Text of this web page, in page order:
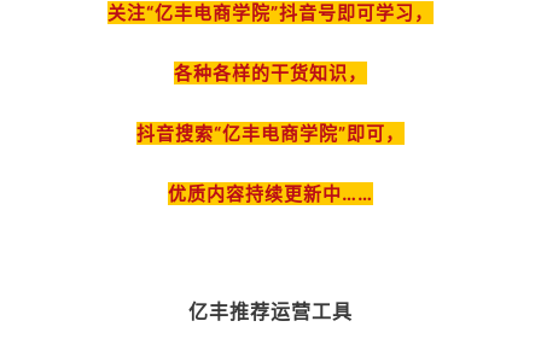
关注“亿丰电商学院”抖音号即可学习，
各种各样的干货知识，
抖音搜索“亿丰电商学院”即可，
优质内容持续更新中……
亿丰推荐运营工具